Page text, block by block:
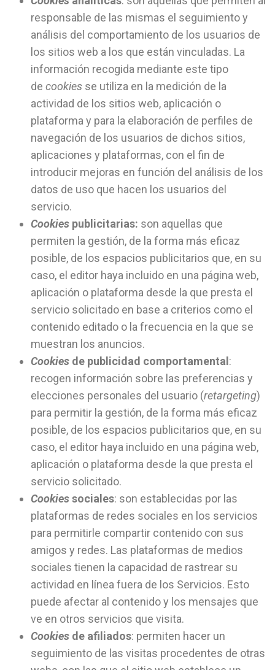
responsable de las mismas el seguimiento y
análisis del comportamiento de los usuarios de
los sitios web a los que están vinculadas. La
información recogida mediante este tipo
de cookies se utiliza en la medición de la
actividad de los sitios web, aplicación o
plataforma y para la elaboración de perfiles de
navegación de los usuarios de dichos sitios,
aplicaciones y plataformas, con el fin de
introducir mejoras en función del análisis de los
datos de uso que hacen los usuarios del
servicio.
Cookies publicitarias: son aquellas que
permiten la gestión, de la forma más eficaz
posible, de los espacios publicitarios que, en su
caso, el editor haya incluido en una página web,
aplicación o plataforma desde la que presta el
servicio solicitado en base a criterios como el
contenido editado o la frecuencia en la que se
muestran los anuncios.
Cookies de publicidad comportamental :
recogen información sobre las preferencias y
elecciones personales del usuario (retargeting)
para permitir la gestión, de la forma más eficaz
posible, de los espacios publicitarios que, en su
caso, el editor haya incluido en una página web,
aplicación o plataforma desde la que presta el
servicio solicitado.
Cookiessociales: son establecidas por las
plataformas de redes sociales en los servicios
para permitirle compartir contenido con sus
amigos y redes. Las plataformas de medios
sociales tienen la capacidad de rastrear su
actividad en línea fuera de los Servicios. Esto
puede afectar al contenido y los mensajes que
ve en otros servicios que visita.
Cookies de afiliados: permiten hacer un
seguimiento de las visitas procedentes de otras